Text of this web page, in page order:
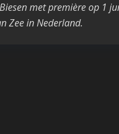
met première op 1
Zee in Nederland.